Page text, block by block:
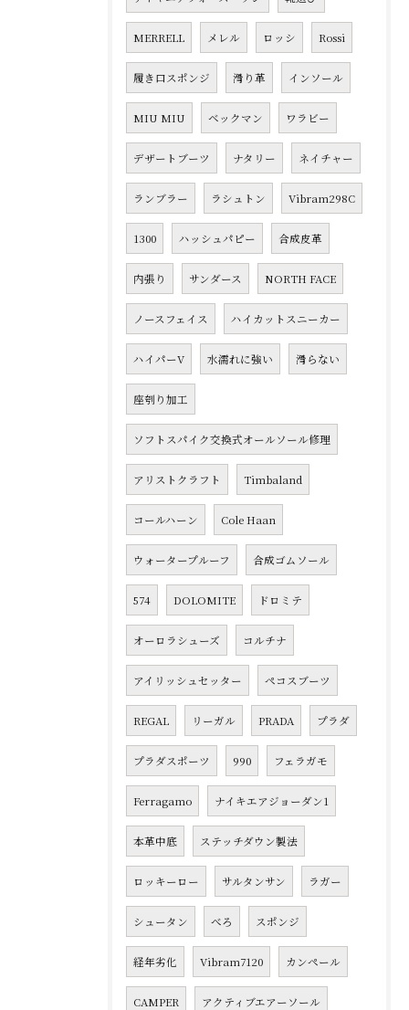
MERRELL メレル ロッシ Rossi
履き口スポンジ 滑り革 インソール
MIU MIU ベックマン ワラビー
デザートブーツ ナタリー ネイチャー
ランブラー ラシュトン Vibram298C
1300 ハッシュパピー 合成皮革
内張り サンダース NORTH FACE
ノースフェイス ハイカットスニーカー
ハイパーV 水濡れに強い 滑らない
座刳り加工
ソフトスパイク交換式オールソール修理
アリストクラフト Timbaland
コールハーン Cole Haan
ウォータープルーフ 合成ゴムソール
574 DOLOMITE ドロミテ
オーロラシューズ コルチナ
アイリッシュセッター ペコスブーツ
REGAL リーガル PRADA プラダ
プラダスポーツ 990 フェラガモ
Ferragamo ナイキエアジョーダン1
本革中底 ステッチダウン製法
ロッキーロー サルタンサン ラガー
シュータン べろ スポンジ
経年劣化 Vibram7120 カンペール
CAMPER アクティブエアーソール